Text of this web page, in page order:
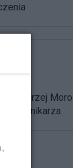
Andrzej
dziennikarza